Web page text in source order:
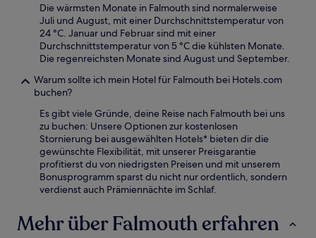
Die wärmsten Monate in Falmouth sind normalerweise
Juli und August, mit einer Durchschnittstemperatur von
24 °C. Januar und Februar sind mit einer
Durchschnittstemperatur von 5 °C die kühlsten Monate.
Die regenreichsten Monate sind August und September.
Warum sollte ich mein Hotel für Falmouth bei Hotels.com
buchen?
Es gibt viele Gründe, deine Reise nach Falmouth bei uns
zu buchen: Unsere Optionen zur kostenlosen
Stornierung bei ausgewählten Hotels* bieten dir die
gewünschte Flexibilität, mit unserer Preisgarantie
profitierst du von niedrigsten Preisen und mit unserem
Bonusprogramm sparst du nicht nur ordentlich, sondern
verdienst auch Prämiennächte im Schlaf.
Mehr über Falmouth erfahren